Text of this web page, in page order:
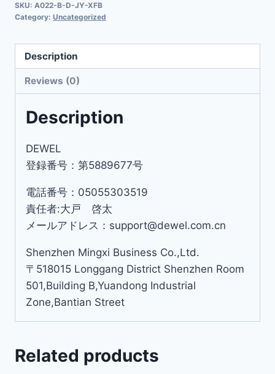
SKU: A022-B-D-JY-XFB
Category: Uncategorized
Description
Reviews (0)
Description
DEWEL
登録番号：第5889677号
電話番号：05055303519
責任者:大戸 啓太
メールアドレス：support@dewel.com.cn
Shenzhen Mingxi Business Co.,Ltd.
〒518015 Longgang District Shenzhen Room
501,Building B,Yuandong Industrial
Zone,Bantian Street
Related products